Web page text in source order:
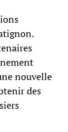
nouvelle
des